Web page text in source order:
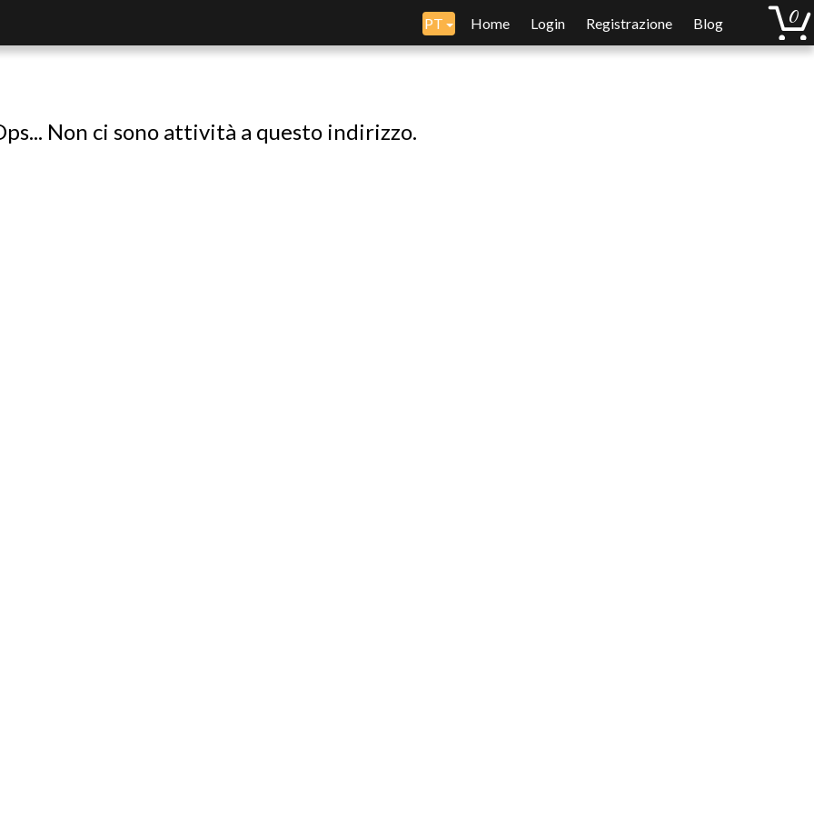
PT Home Login Registrazione Blog
Non ci sono attività a questo indirizzo.